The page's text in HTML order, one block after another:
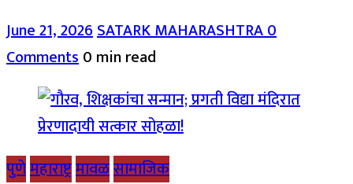
June 21, 2026SATARK MAHARASHTRA0
Comments0 min read
पुणेमहाराष्ट्रमावळसामाजिक